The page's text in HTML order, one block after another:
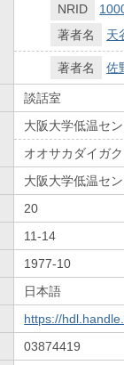
NRID
著者名
天
著者名 佐
談話室
大阪大学低温セ
オオサカダイガ
大阪大学低温セ
20
11-14
1977-10
日本語
https://
03874419